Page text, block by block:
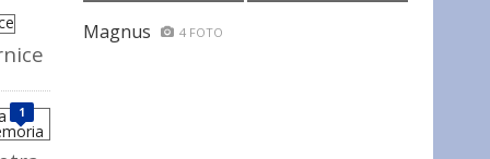
1
Magnus 4 FOTO